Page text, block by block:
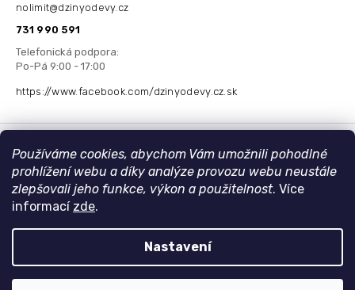
Používáme cookies, abychom Vám umožnili pohodlné
prohlížení webu a díky analýze provozu webu neustále
zlepšovali jeho funkce, výkon a použitelnost. Více
informací zde.
Nastavení
nolimit@dzinyodevy.cz
731 990 591
https://www.facebook.com/dzinyodevy.cz.sk
Přijímáme online platby